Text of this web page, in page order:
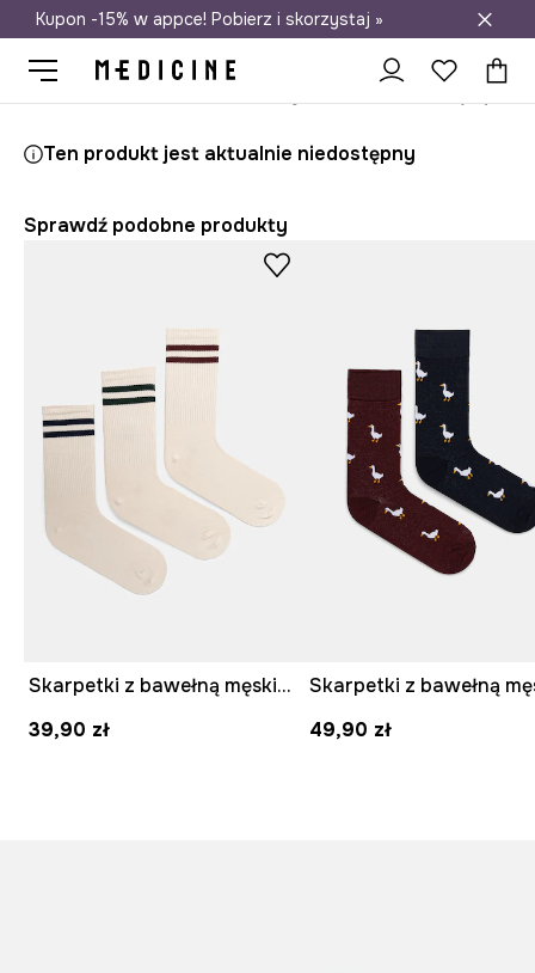
Darmowa dostawa do salonów
Kupon -15% w appce! Pobierz i skorzystaj »
Ten produkt jest aktualnie niedostępny
Sprawdź podobne produkty
Skarpetki z bawełną męskie z paskami (3-pack) kolor beżowy
39,90 zł
49,90 zł